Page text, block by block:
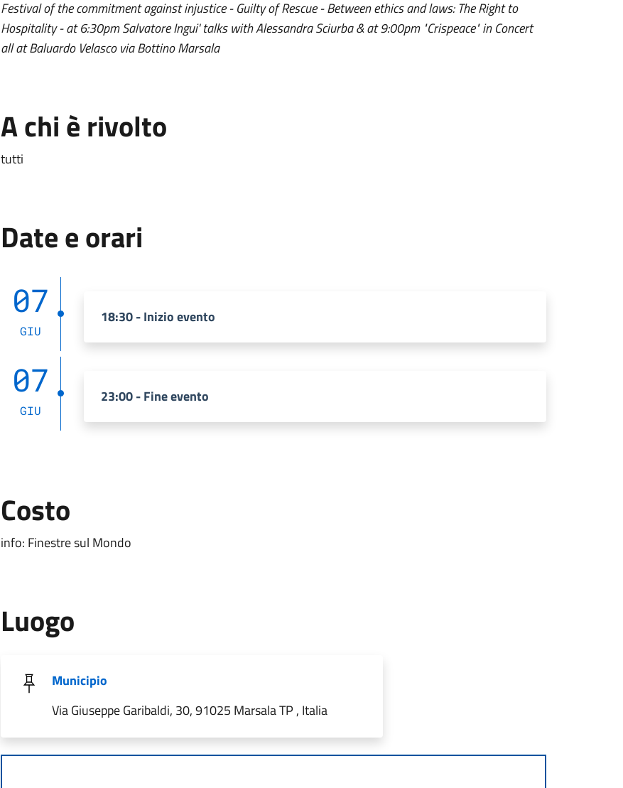
Festival of the commitment against injustice - Guilty of Rescue - Between ethics and laws: The Right to
Hospitality - at 6:30pm Salvatore Ingui' talks with Alessandra Sciurba & at 9:00pm "Crispeace" in Concert
all at Baluardo Velasco via Bottino Marsala
A chi è rivolto
tutti
Date e orari
07
GIU
18:30 - Inizio evento
07
GIU
23:00 - Fine evento
Costo
info: Finestre sul Mondo
Luogo
Municipio
Via Giuseppe Garibaldi, 30, 91025 Marsala TP , Italia